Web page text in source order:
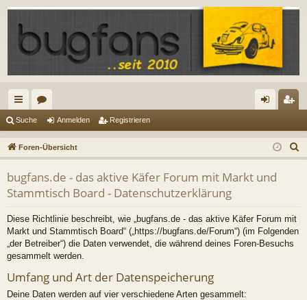
ch
ne
llz
ug
en m
el
de
ist
rie
Suche Anmelden Registrieren
Foren-Übersicht
u
bugfans.de - das aktive Käfer Forum mit Markt und
Stammtisch Board - Datenschutzerklärung
Diese Richtlinie beschreibt, wie „bugfans.de - das aktive Käfer Forum mit
Markt und Stammtisch Board“ („https://bugfans.de/Forum“) (im Folgenden
„der Betreiber“) die Daten verwendet, die während deines Foren-Besuchs
gesammelt werden.
Umfang und Art der Datenspeicherung
Deine Daten werden auf vier verschiedene Arten gesammelt: